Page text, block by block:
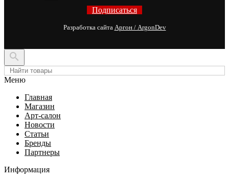
Подписаться
Разработка сайта Аргон / ArgonDev

Меню
Главная
Магазин
Арт-салон
Новости
Статьи
Бренды
Партнеры
Информация